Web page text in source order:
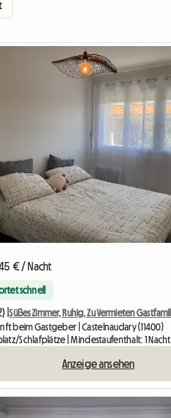
€ / Nacht
schnell
|
beim Gastgeber | Castelnaudary (11400)
Schlafplätze | Mindestaufenthalt: 1 Nacht
Anzeige ansehen